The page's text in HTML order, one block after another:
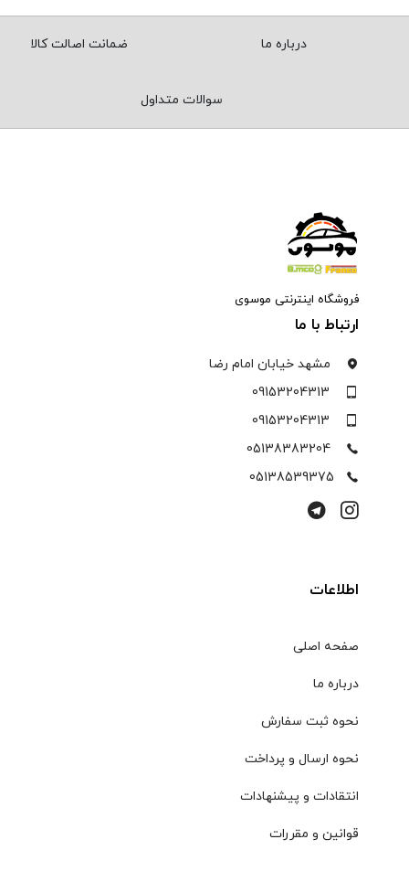
درباره ما ضمانت اصالت کالا
سوالات متداول
فروشگاه اینترنتی موسوی
ارتباط با ما
مشهد خیابان امام رضا
09153204313
09153204313
05138383204
05138539375
اطلاعات
صفحه اصلی
درباره ما
نحوه ثبت سفارش
نحوه ارسال و پرداخت
انتقادات و پیشنهادات
قوانین و مقررات